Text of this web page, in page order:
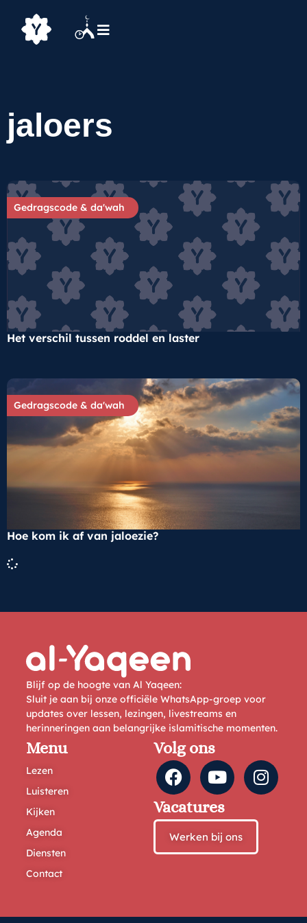
jaloers
Gedragscode & da'wah
Het verschil tussen roddel en laster
Gedragscode & da'wah
Hoe kom ik af van jaloezie?
Blijf op de hoogte van Al Yaqeen:
Sluit je aan bij onze officiële WhatsApp-groep voor
updates over lessen, lezingen, livestreams en
herinneringen aan belangrijke islamitische momenten.
Menu
Lezen
Luisteren
Kijken
Agenda
Diensten
Contact
Volg ons
Vacatures
Werken bij ons